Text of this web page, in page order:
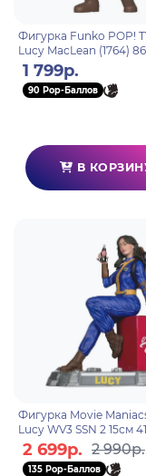
Фигурка Funko POP!
Lucy MacLean (1764)
1 799р.
90 Pop-Баллов
В
Фигурка Movie
Lucy WV3 SSN 2 15см
2 699р. 2 990р.
135 Pop-Баллов